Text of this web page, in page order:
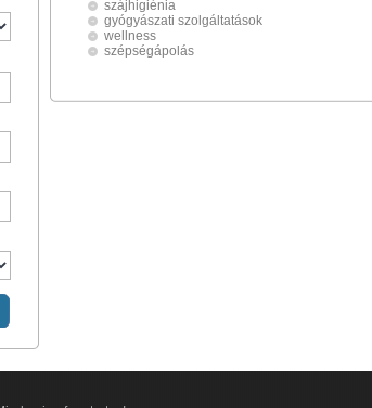
szájhigiénia
gyógyászati szolgáltatások
wellness
szépségápolás